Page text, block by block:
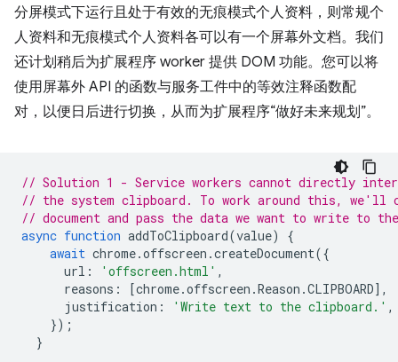
分屏模式下运行且处于有效的无痕模式个人资料，则常规个
人资料和无痕模式个人资料各可以有一个屏幕外文档。我们
还计划稍后为扩展程序 worker 提供 DOM 功能。您可以将
使用屏幕外 API 的函数与服务工件中的等效注释函数配
对，以便日后进行切换，从而为扩展程序“做好未来规划”。
// Solution 1 - Service workers cannot directly
// the system clipboard. To work around this, we'll
// document and pass the data we want to write to
async function addToClipboard(value)
{
await chrome.offscreen .createDocument({
url : 'offscreen.html' ,
reasons : [chrome.offscreen .Reason .CLIPBOARD],
justification : 'Write text to the clipboard.' ,
});
}